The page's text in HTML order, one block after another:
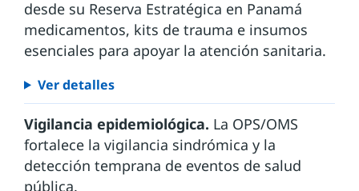
desde su Reserva Estratégica en Panamá
medicamentos, kits de trauma e insumos
esenciales para apoyar la atención sanitaria.
Ver detalles
Vigilancia epidemiológica. La OPS/OMS
fortalece la vigilancia sindrómica y la
detección temprana de eventos de salud
pública.